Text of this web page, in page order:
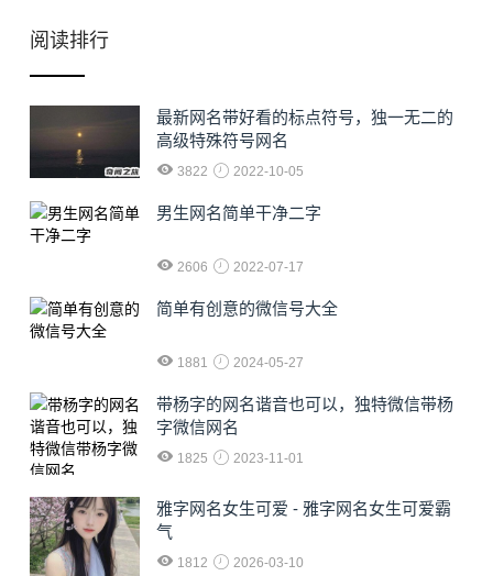
阅读排行
最新网名带好看的标点符号，独一无二的
高级特殊符号网名
3822 2022-10-05
男生网名简单干净二字
2606 2022-07-17
简单有创意的微信号大全
1881 2024-05-27
​带杨字的网名谐音也可以，独特微信带杨
字微信网名
1825 2023-11-01
雅字网名女生可爱 - 雅字网名女生可爱霸
气
1812 2026-03-10